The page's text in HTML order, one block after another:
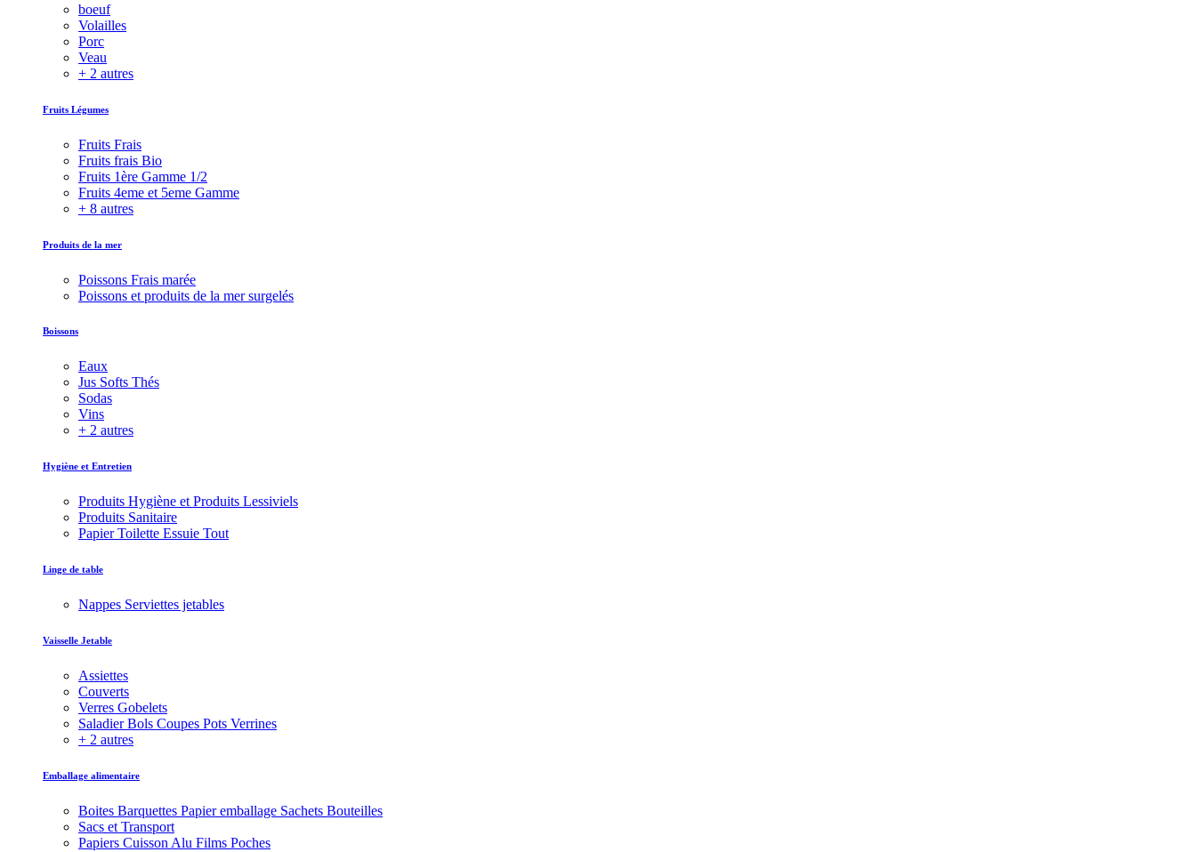
boeuf
Volailles
Porc
Veau
+ 2 autres
Fruits Légumes
Fruits Frais
Fruits frais Bio
Fruits 1ère Gamme 1/2
Fruits 4eme et 5eme Gamme
+ 8 autres
Produits de la mer
Poissons Frais marée
Poissons et produits de la mer surgelés
Boissons
Eaux
Jus Softs Thés
Sodas
Vins
+ 2 autres
Hygiène et Entretien
Produits Hygiène et Produits Lessiviels
Produits Sanitaire
Papier Toilette Essuie Tout
Linge de table
Nappes Serviettes jetables
Vaisselle Jetable
Assiettes
Couverts
Verres Gobelets
Saladier Bols Coupes Pots Verrines
+ 2 autres
Emballage alimentaire
Boites Barquettes Papier emballage Sachets Bouteilles
Sacs et Transport
Papiers Cuisson Alu Films Poches